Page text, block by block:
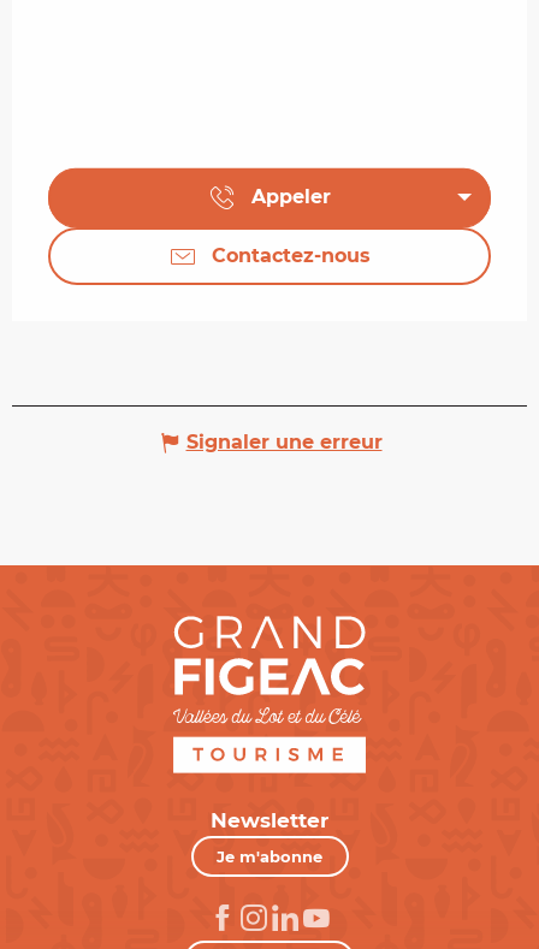
Appeler
Contactez-nous
Signaler une erreur
Newsletter
Je m'abonne